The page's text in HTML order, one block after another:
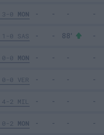
3-0 MON
1-0 SAS
0-0 MON
0-0 VER
4-2 MIL
0-2 MON